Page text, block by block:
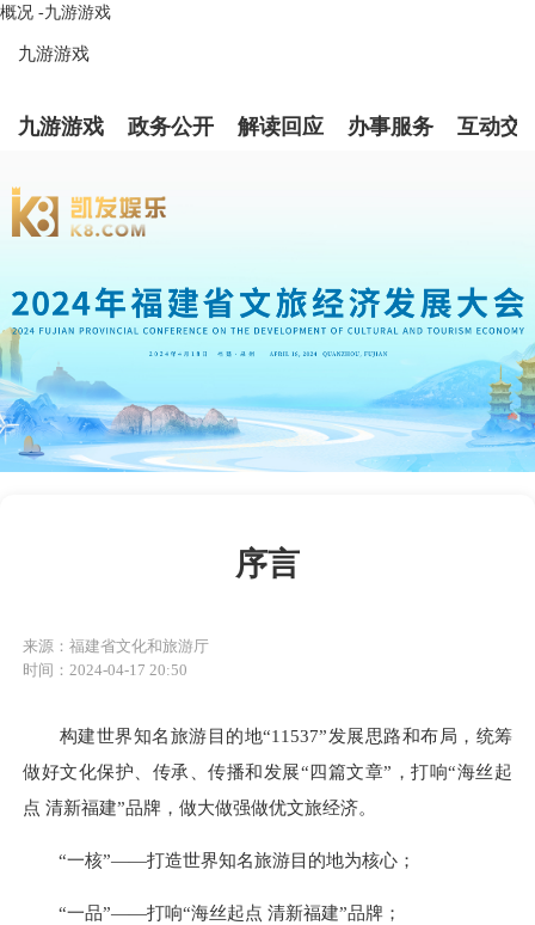
概况 -九游游戏
九游游戏
九游游戏 政务公开 解读回应 办事服务 互动交
序言
来源：福建省文化和旅游厅
时间：2024-04-17 20:50
构建世界知名旅游目的地“11537”发展思路和布局，统筹
做好文化保护、传承、传播和发展“四篇文章”，打响“海丝起
点 清新福建”品牌，做大做强做优文旅经济。
“一核”——打造世界知名旅游目的地为核心；
“一品”——打响“海丝起点 清新福建”品牌；